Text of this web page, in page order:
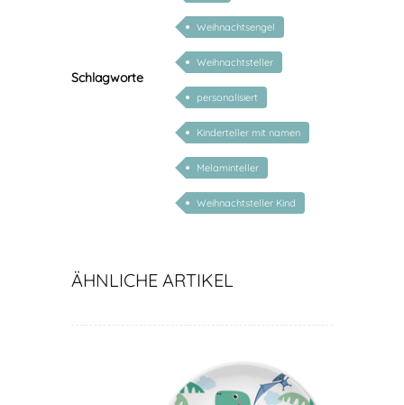
Schlagworte
Weihnachtsengel
Weihnachtsteller
personalisiert
Kinderteller mit namen
Melaminteller
Weihnachtsteller Kind
ÄHNLICHE ARTIKEL